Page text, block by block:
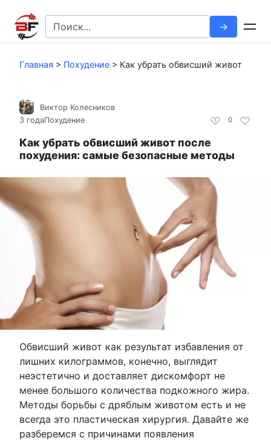
контенту
Search
for:
Главная > Похудение > Как убрать обвисший живот
0
Виктор Колесников
3 годаПохудение
Как убрать обвисший живот после
похудения: самые безопасные методы
Обвисший живот как результат избавления от
лишних килограммов, конечно, выглядит
неэстетично и доставляет дискомфорт не
менее большого количества подкожного жира.
Методы борьбы с дряблым животом есть и не
всегда это пластическая хирургия. Давайте же
разберемся с причинами появления